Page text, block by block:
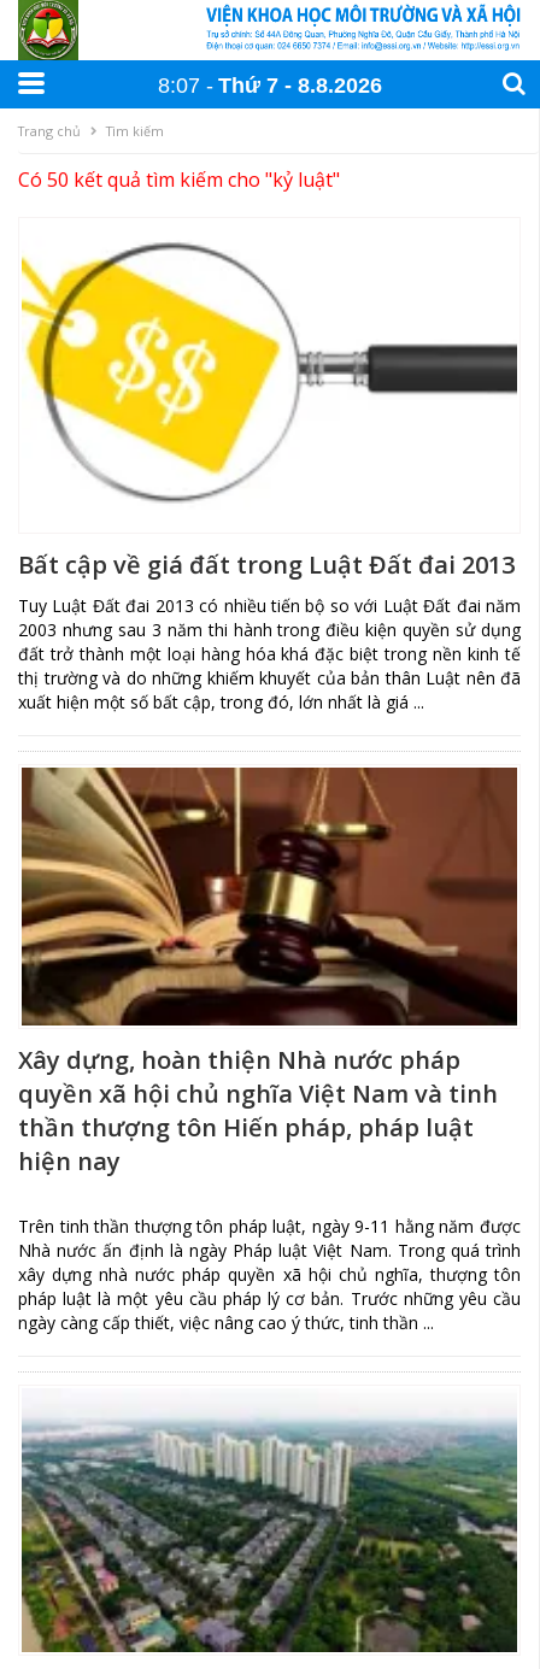
8:07 Thứ 7 8.8.2026
Trang chủ Tìm kiếm
Có 50 kết quả tìm kiếm cho "kỷ luật"
Bất cập về giá đất trong Luật Đất đai 2013
Tuy Luật Đất đai 2013 có nhiều tiến bộ so với Luật Đất đai năm
2003 nhưng sau 3 năm thi hành trong điều kiện quyền sử dụng
đất trở thành một loại hàng hóa khá đặc biệt trong nền kinh tế
thị trường và do những khiếm khuyết của bản thân Luật nên đã
xuất hiện một số bất cập, trong đó, lớn nhất là giá ...
Xây dựng, hoàn thiện Nhà nước pháp
quyền xã hội chủ nghĩa Việt Nam và tinh
thần thượng tôn Hiến pháp, pháp luật
hiện nay
Trên tinh thần thượng tôn pháp luật, ngày 9-11 hằng năm được
Nhà nước ấn định là ngày Pháp luật Việt Nam. Trong quá trình
xây dựng nhà nước pháp quyền xã hội chủ nghĩa, thượng tôn
pháp luật là một yêu cầu pháp lý cơ bản. Trước những yêu cầu
ngày càng cấp thiết, việc nâng cao ý thức, tinh thần ...